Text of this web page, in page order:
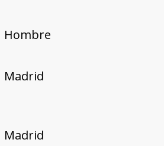
Hombre
Madrid
Madrid